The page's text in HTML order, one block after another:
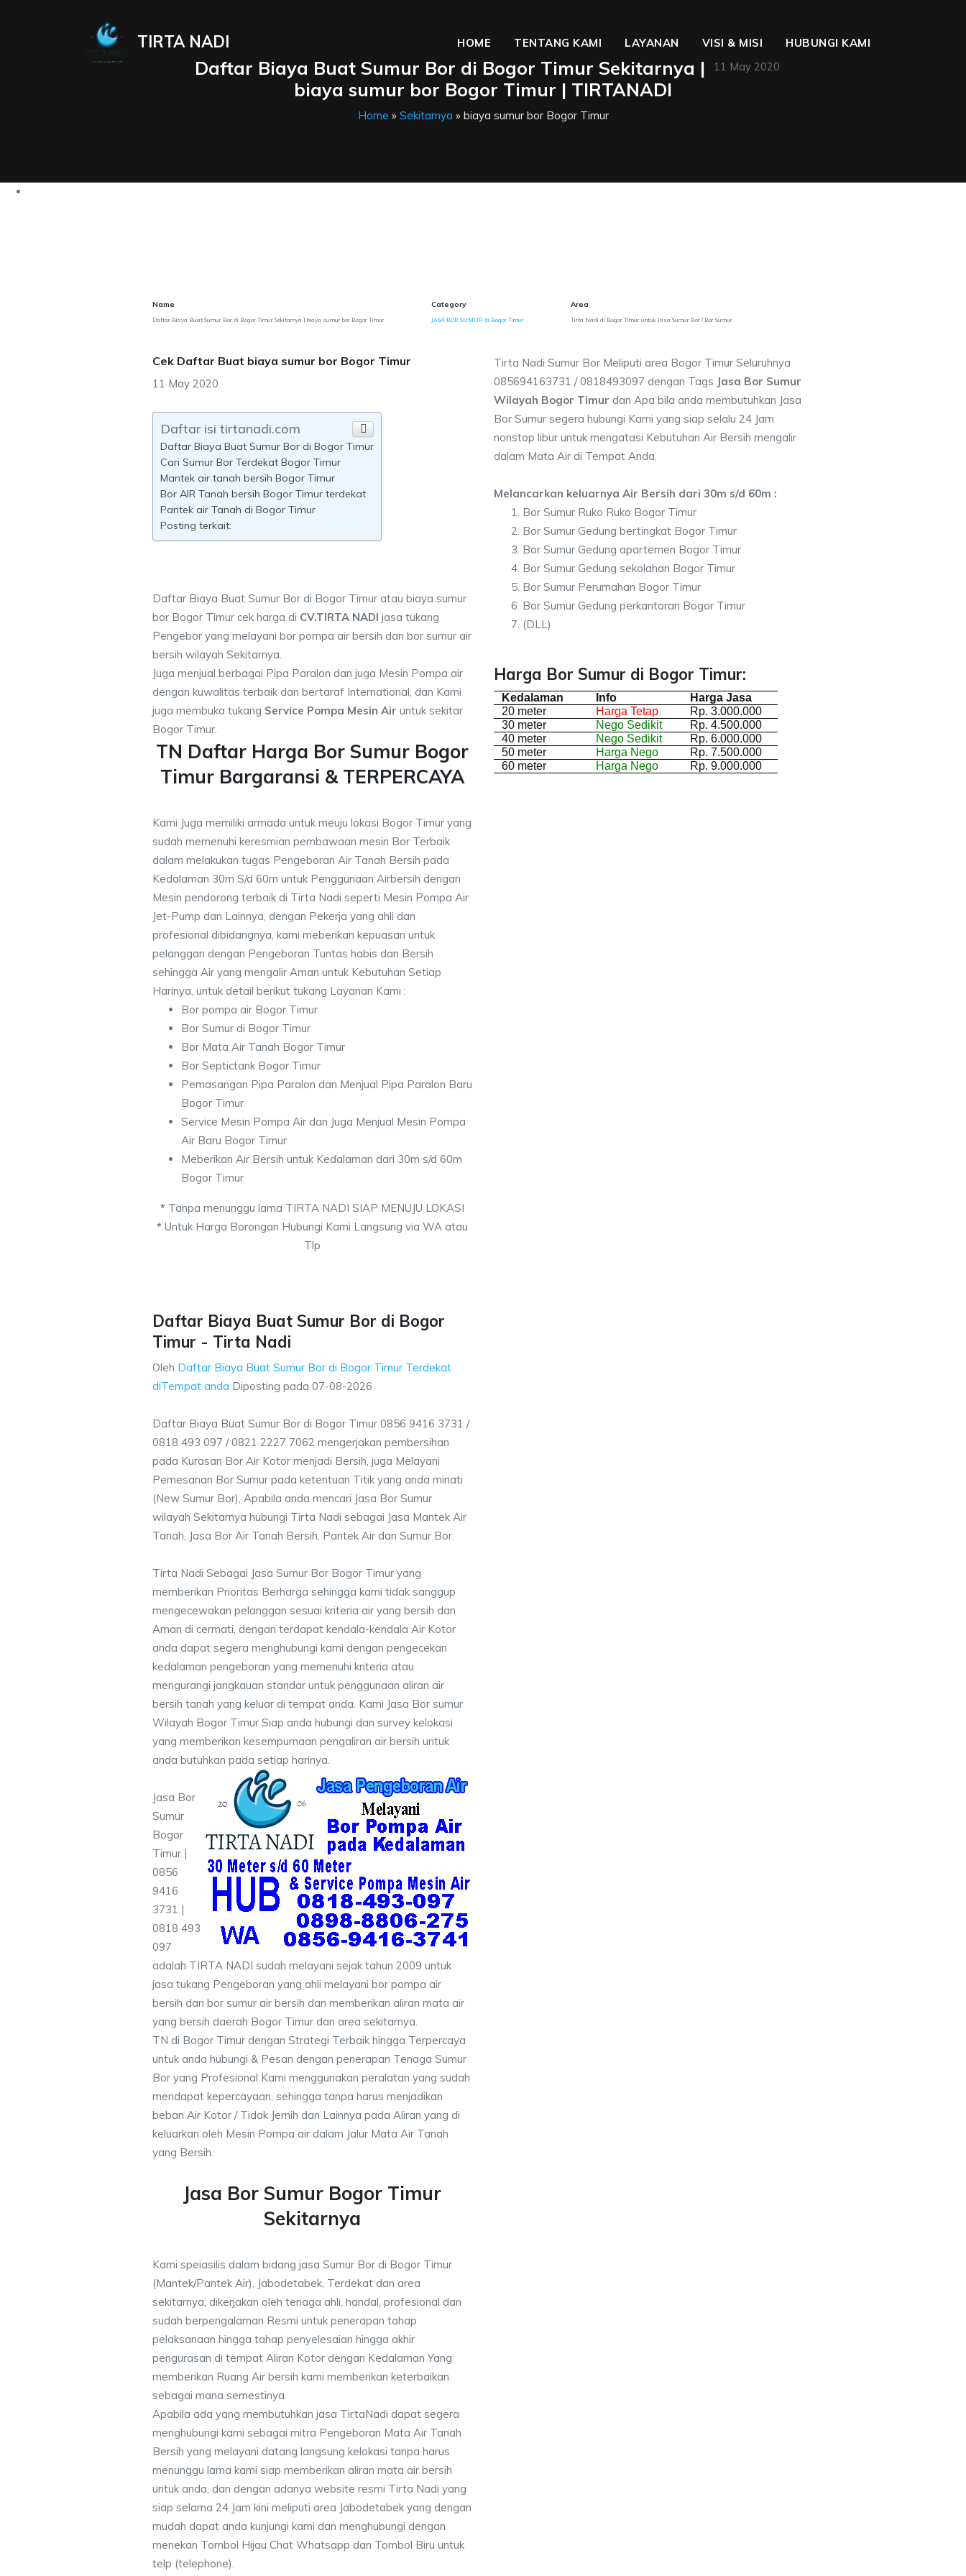
TIRTA NADI HOME TENTANG KAMI LAYANAN VISI & MISI
HUBUNGI KAMI
11 May 2020
Daftar Biaya Buat Sumur Bor di Bogor Timur Sekitarnya |
biaya sumur bor Bogor Timur | TIRTANADI
Home » Sekitarnya » biaya sumur bor Bogor Timur
Name
Daftar Biaya Buat Sumur Bor di Bogor Timur Sekitarnya | biaya sumur bor Bogor Timur
Category
JASA BOR SUMUR di Bogor Timur
Area
Tirta Nadi di Bogor Timur untuk Jasa Sumur Bor / Bor Sumur
Cek Daftar Buat biaya sumur bor Bogor Timur
11 May 2020
Daftar isi tirtanadi.com
Daftar Biaya Buat Sumur Bor di Bogor Timur
Cari Sumur Bor Terdekat Bogor Timur
Mantek air tanah bersih Bogor Timur
Bor AIR Tanah bersih Bogor Timur terdekat
Pantek air Tanah di Bogor Timur
Posting terkait:
Daftar Biaya Buat Sumur Bor di Bogor Timur atau biaya sumur
bor Bogor Timur cek harga di CV.TIRTA NADI jasa tukang
Pengebor yang melayani bor pompa air bersih dan bor sumur air
bersih wilayah Sekitarnya.
Juga menjual berbagai Pipa Paralon dan juga Mesin Pompa air
dengan kuwalitas terbaik dan bertaraf International, dan Kami
juga membuka tukang Service Pompa Mesin Air untuk sekitar
Bogor Timur.
TN Daftar Harga Bor Sumur Bogor
Timur Bargaransi & TERPERCAYA
Kami Juga memiliki armada untuk meuju lokasi Bogor Timur yang
sudah memenuhi keresmian pembawaan mesin Bor Terbaik
dalam melakukan tugas Pengeboran Air Tanah Bersih pada
Kedalaman 30m S/d 60m untuk Penggunaan Airbersih dengan
Mesin pendorong terbaik di Tirta Nadi seperti Mesin Pompa Air
Jet-Pump dan Lainnya, dengan Pekerja yang ahli dan
profesional dibidangnya, kami meberikan kepuasan untuk
pelanggan dengan Pengeboran Tuntas habis dan Bersih
sehingga Air yang mengalir Aman untuk Kebutuhan Setiap
Harinya, untuk detail berikut tukang Layanan Kami :
Bor pompa air Bogor Timur
Bor Sumur di Bogor Timur
Bor Mata Air Tanah Bogor Timur
Bor Septictank Bogor Timur
Pemasangan Pipa Paralon dan Menjual Pipa Paralon Baru
Bogor Timur
Service Mesin Pompa Air dan Juga Menjual Mesin Pompa
Air Baru Bogor Timur
Meberikan Air Bersih untuk Kedalaman dari 30m s/d 60m
Bogor Timur
* Tanpa menunggu lama TIRTA NADI SIAP MENUJU LOKASI
* Untuk Harga Borongan Hubungi Kami Langsung via WA atau
Tlp
Tirta Nadi Sumur Bor Meliputi area Bogor Timur Seluruhnya
085694163731 / 0818493097 dengan Tags Jasa Bor Sumur
Wilayah Bogor Timur dan Apa bila anda membutuhkan Jasa
Bor Sumur segera hubungi Kami yang siap selalu 24 Jam
nonstop libur untuk mengatasi Kebutuhan Air Bersih mengalir
dalam Mata Air di Tempat Anda.
Melancarkan keluarnya Air Bersih dari 30m s/d 60m :
Bor Sumur Ruko Ruko Bogor Timur
Bor Sumur Gedung bertingkat Bogor Timur
Bor Sumur Gedung apartemen Bogor Timur
Bor Sumur Gedung sekolahan Bogor Timur
Bor Sumur Perumahan Bogor Timur
Bor Sumur Gedung perkantoran Bogor Timur
(DLL)
Harga Bor Sumur di Bogor Timur:
Kedalaman Info
Harga Jasa
20 meter
Harga Tetap
Rp. 3.000.000
30 meter
Nego Sedikit
Rp. 4.500.000
40 meter
Nego Sedikit
Rp. 6.000.000
50 meter
Harga Nego
Rp. 7.500.000
60 meter
Harga Nego Rp. 9.000.000
Daftar Biaya Buat Sumur Bor di Bogor
Timur - Tirta Nadi
Oleh Daftar Biaya Buat Sumur Bor di Bogor Timur Terdekat
diTempat anda Diposting pada 07-08-2026
Daftar Biaya Buat Sumur Bor di Bogor Timur 0856 9416 3731 /
0818 493 097 / 0821 2227 7062 mengerjakan pembersihan
pada Kurasan Bor Air Kotor menjadi Bersih, juga Melayani
Pemesanan Bor Sumur pada ketentuan Titik yang anda minati
(New Sumur Bor), Apabila anda mencari Jasa Bor Sumur
wilayah Sekitarnya hubungi Tirta Nadi sebagai Jasa Mantek Air
Tanah, Jasa Bor Air Tanah Bersih, Pantek Air dan Sumur Bor.
Tirta Nadi Sebagai Jasa Sumur Bor Bogor Timur yang
memberikan Prioritas Berharga sehingga kami tidak sanggup
mengecewakan pelanggan sesuai kriteria air yang bersih dan
Aman di cermati, dengan terdapat kendala-kendala Air Kotor
anda dapat segera menghubungi kami dengan pengecekan
kedalaman pengeboran yang memenuhi kriteria atau
mengurangi jangkauan standar untuk penggunaan aliran air
bersih tanah yang keluar di tempat anda. Kami Jasa Bor sumur
Wilayah Bogor Timur Siap anda hubungi dan survey kelokasi
yang memberikan kesempurnaan pengaliran air bersih untuk
anda butuhkan pada setiap harinya.
Jasa Bor
Sumur
Bogor
Timur |
0856
9416
3731 |
0818 493
097
adalah TIRTA NADI sudah melayani sejak tahun 2009 untuk
jasa tukang Pengeboran yang ahli melayani bor pompa air
bersih dan bor sumur air bersih dan memberikan aliran mata air
yang bersih daerah Bogor Timur dan area sekitarnya.
TN di Bogor Timur dengan Strategi Terbaik hingga Terpercaya
untuk anda hubungi & Pesan dengan penerapan Tenaga Sumur
Bor yang Profesional Kami menggunakan peralatan yang sudah
mendapat kepercayaan, sehingga tanpa harus menjadikan
beban Air Kotor / Tidak Jernih dan Lainnya pada Aliran yang di
keluarkan oleh Mesin Pompa air dalam Jalur Mata Air Tanah
yang Bersih.
Jasa Bor Sumur Bogor Timur
Sekitarnya
Kami speiasilis dalam bidang jasa Sumur Bor di Bogor Timur
(Mantek/Pantek Air), Jabodetabek, Terdekat dan area
sekitarnya, dikerjakan oleh tenaga ahli, handal, profesional dan
sudah berpengalaman Resmi untuk penerapan tahap
pelaksanaan hingga tahap penyelesaian hingga akhir
pengurasan di tempat Aliran Kotor dengan Kedalaman Yang
memberikan Ruang Air bersih kami memberikan keterbaikan
sebagai mana semestinya.
Apabila ada yang membutuhkan jasa TirtaNadi dapat segera
menghubungi kami sebagai mitra Pengeboran Mata Air Tanah
Bersih yang melayani datang langsung kelokasi tanpa harus
menunggu lama kami siap memberikan aliran mata air bersih
untuk anda, dan dengan adanya website resmi Tirta Nadi yang
siap selama 24 Jam kini meliputi area Jabodetabek yang dengan
mudah dapat anda kunjungi kami dan menghubungi dengan
menekan Tombol Hijau Chat Whatsapp dan Tombol Biru untuk
telp (telephone).